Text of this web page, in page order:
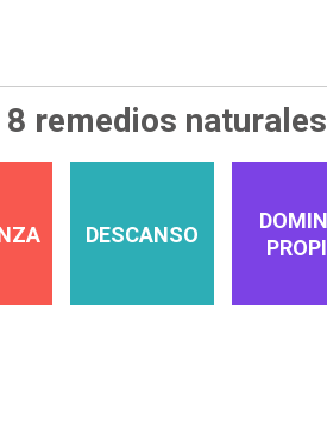
remedios naturales
DESCANSO